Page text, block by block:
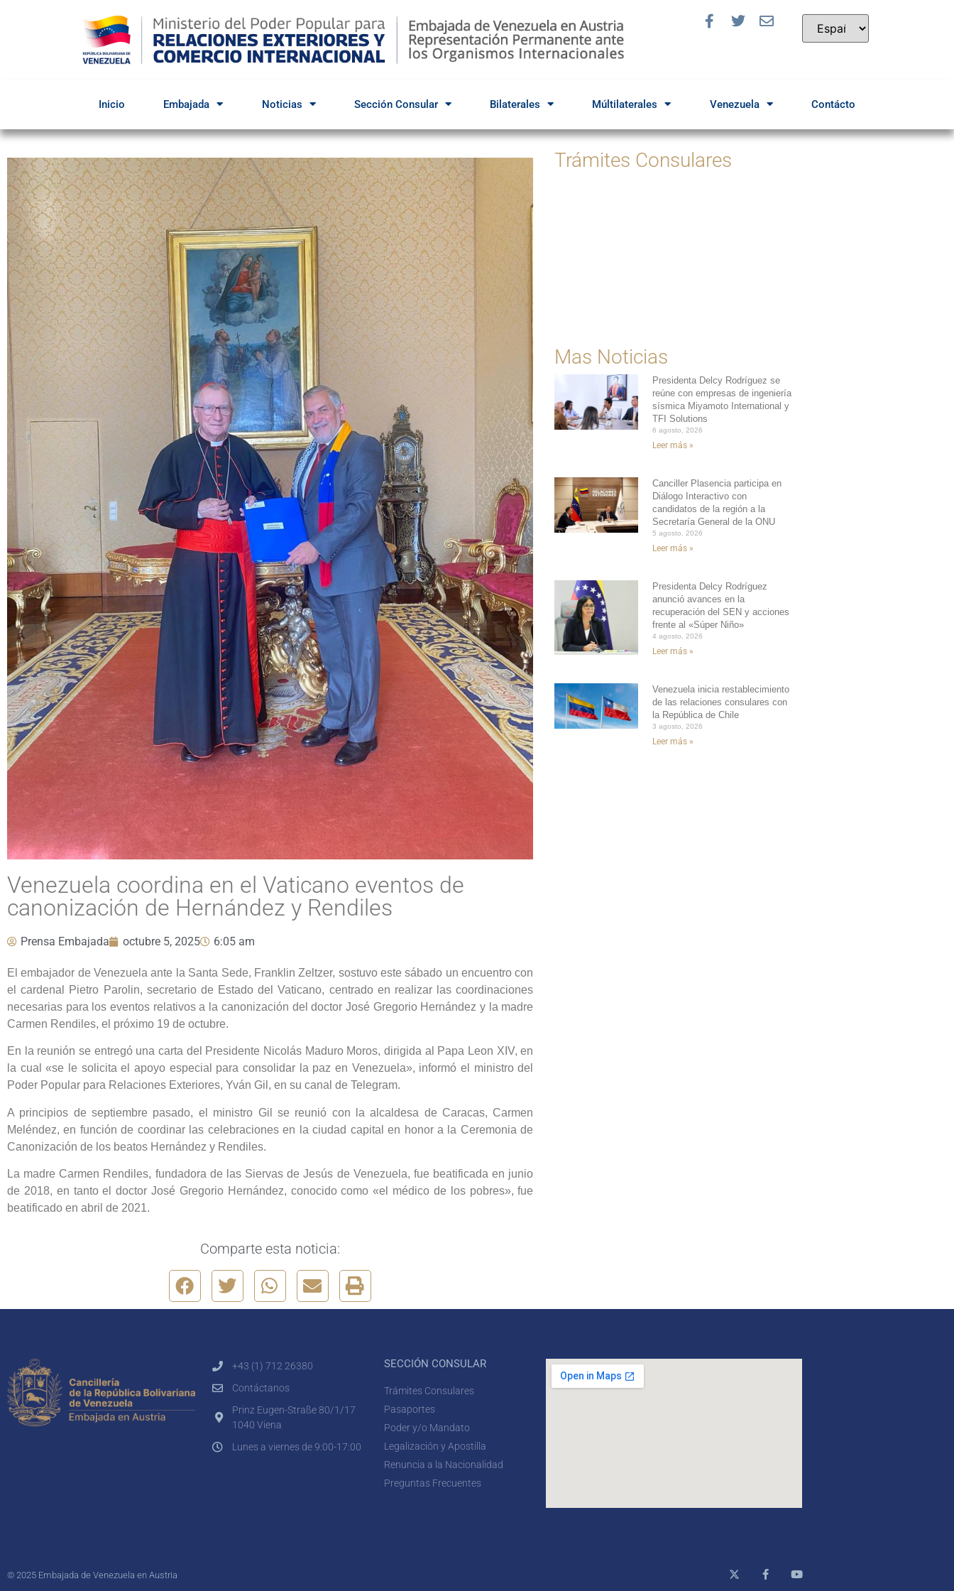
Inicio Embajada Noticias Sección Consular Bilaterales Múltilaterales Venezuela Contácto
Venezuela coordina en el Vaticano eventos de
canonización de Hernández y Rendiles
Prensa Embajada octubre 5, 2025 6:05 am
El embajador de Venezuela ante la Santa Sede, Franklin Zeltzer, sostuvo este sábado un encuentro con
el cardenal Pietro Parolin, secretario de Estado del Vaticano, centrado en realizar las coordinaciones
necesarias para los eventos relativos a la canonización del doctor José Gregorio Hernández y la madre
Carmen Rendiles, el próximo 19 de octubre.
En la reunión se entregó una carta del Presidente Nicolás Maduro Moros, dirigida al Papa Leon XIV, en
la cual «se le solicita el apoyo especial para consolidar la paz en Venezuela», informó el ministro del
Poder Popular para Relaciones Exteriores, Yván Gil, en su canal de Telegram.
A principios de septiembre pasado, el ministro Gil se reunió con la alcaldesa de Caracas, Carmen
Meléndez, en función de coordinar las celebraciones en la ciudad capital en honor a la Ceremonia de
Canonización de los beatos Hernández y Rendiles.
La madre Carmen Rendiles, fundadora de las Siervas de Jesús de Venezuela, fue beatificada en junio
de 2018, en tanto el doctor José Gregorio Hernández, conocido como «el médico de los pobres», fue
beatificado en abril de 2021.
Comparte esta noticia:
Trámites Consulares
Mas Noticias
Presidenta Delcy Rodríguez se
reúne con empresas de ingeniería
sísmica Miyamoto International y
TFI Solutions
6 agosto, 2026
Leer más »
Canciller Plasencia participa en
Diálogo Interactivo con
candidatos de la región a la
Secretaría General de la ONU
5 agosto, 2026
Leer más »
Presidenta Delcy Rodríguez
anunció avances en la
recuperación del SEN y acciones
frente al «Súper Niño»
4 agosto, 2026
Leer más »
Venezuela inicia restablecimiento
de las relaciones consulares con
la República de Chile
3 agosto, 2026
Leer más »
+43 (1) 712 26380
Contáctanos
Prinz Eugen-Straße 80/1/17
1040 Viena
Lunes a viernes de 9:00-17:00
SECCIÓN CONSULAR
Trámites Consulares
Pasaportes
Poder y/o Mandato
Legalización y Apostilla
Renuncia a la Nacionalidad
Preguntas Frecuentes
© 2025 Embajada de Venezuela en Austria